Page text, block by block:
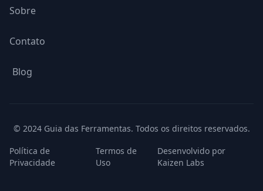
Sobre
Contato
Blog
© 2024 Guia das Ferramentas. Todos os direitos reservados.
Política de
Privacidade
Termos de
Uso
Desenvolvido por
Kaizen Labs